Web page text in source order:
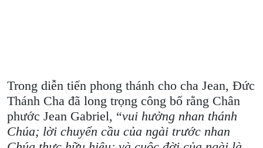
Trong diễn tiến phong thánh cho cha Jean, Đức
Thánh Cha đã long trọng công bố rằng Chân
phước Jean Gabriel, “vui hưởng nhan thánh
Chúa; lời chuyển cầu của ngài trước nhan